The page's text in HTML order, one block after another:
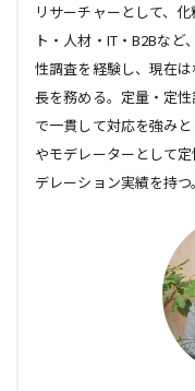
リサーチャーとして、
ト・人材・IT・B2Bな
性調査を経験し、現在
長を務める。定量・定
で一貫して対応を強み
やモデレーターとして
デレーション実績を持つ。